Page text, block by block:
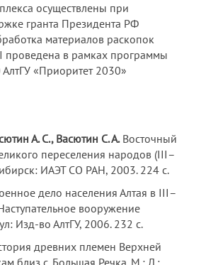
осуществлены при
гранта Президента РФ
материалов раскопок
проведена в рамках программы
«Приоритет 2030»
А. С., Васютин С. А.Восточный
переселения народов (III–
ИАЭТ СО РАН, 2003. 224 с.
дело населения Алтая в III–
вооружение
Изд-во АлтГУ, 2006. 232 с.
древних племен Верхней
близ с. Большая Речка. М.; Л.: